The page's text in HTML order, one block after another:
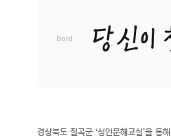
Bold 당신이
경상북도 칠곡군 ‘성인문해교실’을